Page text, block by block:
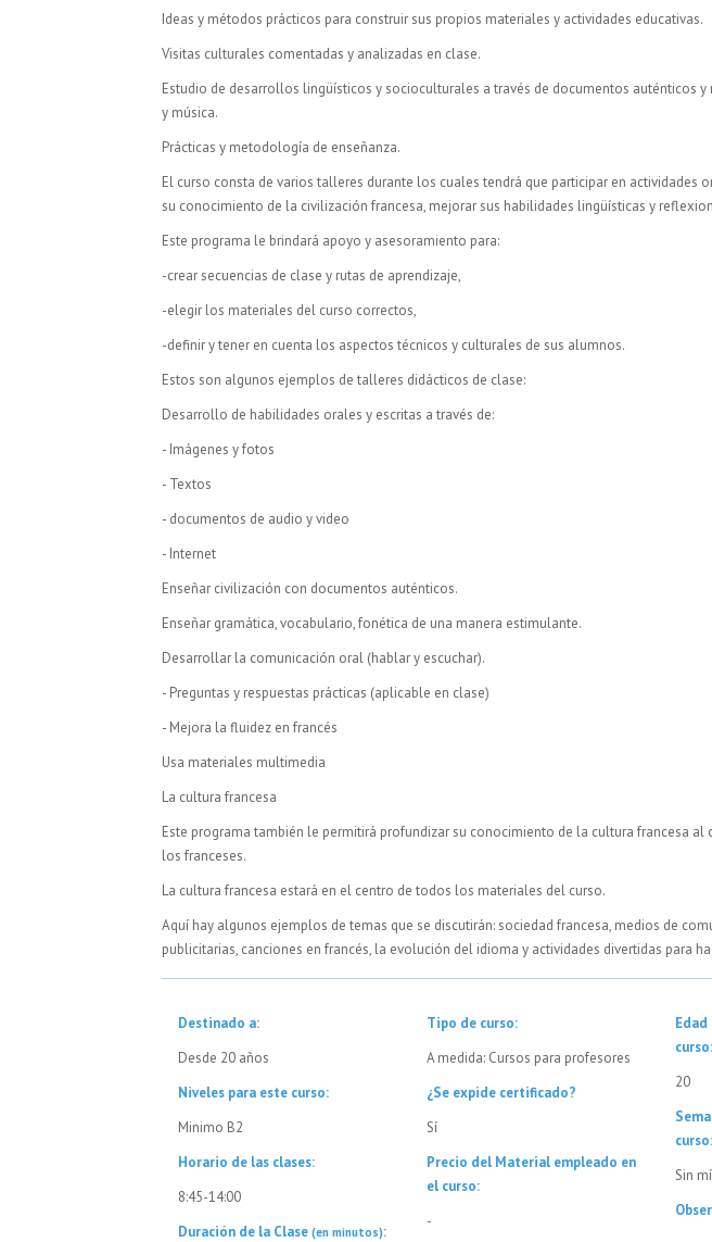
Ideas y métodos prácticos para construir sus propios materiales y actividades educativas.
Visitas culturales comentadas y analizadas en clase.
Estudio de desarrollos lingüísticos y socioculturales a través de documentos auténticos y
y música.
Prácticas y metodología de enseñanza.
El curso consta de varios talleres durante los cuales tendrá que participar en actividades
su conocimiento de la civilización francesa, mejorar sus habilidades lingüísticas y
Este programa le brindará apoyo y asesoramiento para:
-crear secuencias de clase y rutas de aprendizaje,
-elegir los materiales del curso correctos,
-definir y tener en cuenta los aspectos técnicos y culturales de sus alumnos.
Estos son algunos ejemplos de talleres didácticos de clase:
Desarrollo de habilidades orales y escritas a través de:
- Imágenes y fotos
- Textos
- documentos de audio y video
- Internet
Enseñar civilización con documentos auténticos.
Enseñar gramática, vocabulario, fonética de una manera estimulante.
Desarrollar la comunicación oral (hablar y escuchar).
- Preguntas y respuestas prácticas (aplicable en clase)
- Mejora la fluidez en francés
Usa materiales multimedia
La cultura francesa
Este programa también le permitirá profundizar su conocimiento de la cultura francesa al
los franceses.
La cultura francesa estará en el centro de todos los materiales del curso.
Aquí hay algunos ejemplos de temas que se discutirán: sociedad francesa, medios de
publicitarias, canciones en francés, la evolución del idioma y actividades divertidas para
Destinado a:
Desde 20 años
Niveles para este curso:
Minimo B2
Horario de las clases:
8:45-14:00
Duración de la Clase(en minutos):
Tipo de curso:
A medida: Cursos para profesores
¿Se expide certificado?
Sí
Precio del Material empleado en
el curso:
-
curso:
20
curso:
Sin